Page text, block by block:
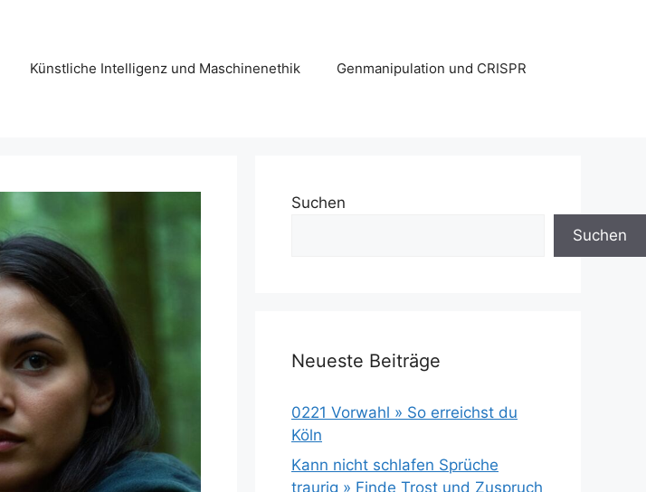
Künstliche Intelligenz und Maschinenethik Genmanipulation und CRISPR
Suchen
Suchen
Neueste Beiträge
0221 Vorwahl » So erreichst du
Köln
Kann nicht schlafen Sprüche
traurig » Finde Trost und Zuspruch